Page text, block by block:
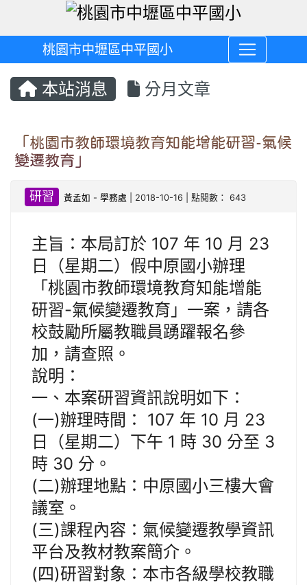
桃園市中壢區中平國小
本站消息 分月文章
「桃園市教師環境教育知能增能研習-氣候
變遷教育」
研習 黃孟如 -學務處 | 2018-10-16 | 點閱數： 643
主旨：本局訂於 107 年 10 月 23
日（星期二）假中原國小辦理
「桃園市教師環境教育知能增能
研習-氣候變遷教育」一案，請各
校鼓勵所屬教職員踴躍報名參
加，請查照。
說明：
一、本案研習資訊說明如下：
(一)辦理時間： 107 年 10 月 23
日（星期二）下午 1 時 30 分至 3
時 30 分。
(二)辦理地點：中原國小三樓大會
議室。
(三)課程內容：氣候變遷教學資訊
平台及教材教案簡介。
(四)研習對象：本市各級學校教職